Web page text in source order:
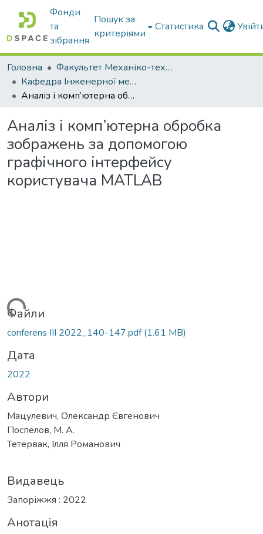
Фонди
та
зібрання
Пошук за
критеріями
Статистика
Головна
Факультет Механіко-технологічний
Кафедра Інженерної механіки та комп'ютерного проектування
Аналіз і комп’ютерна обробка зображень за допомогою графічного інтерфейсу користувача МATLAB
Аналіз і комп’ютерна обробка
зображень за допомогою
графічного інтерфейсу
користувача МATLAB
Файли
conferens III 2022_140-147.pdf(1.61 MB)
Дата
2022
Автори
Мацулевич, Олександр Євгенович
Поспелов, М. А.
Тетервак, Ілля Романович
Видавець
Запоріжжя : 2022
Анотація